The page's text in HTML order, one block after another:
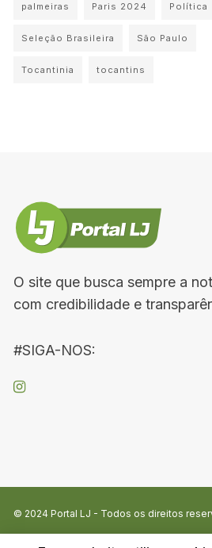
palmeiras Paris 2024 Política
Seleção Brasileira São Paulo
Tocantinia tocantins
O site que busca sempre a
com credibilidade e
#SIGA-NOS:
© 2024 Portal LJ - Todos os direitos